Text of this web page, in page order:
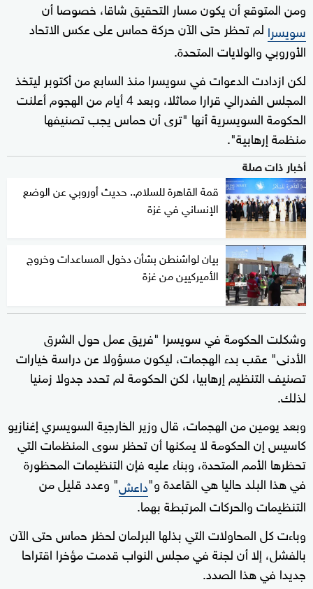
ومن المتوقع أن يكون مسار التحقيق شاقا، خصوصا أن
سويسرا لم تحظر حتى الآن حركة حماس على عكس الاتحاد
الأوروبي والولايات المتحدة.
لكن ازدادت الدعوات في سويسرا منذ السابع من أكتوبر ليتخذ
المجلس الفدرالي قرارا مماثلا، وبعد 4 أيام من الهجوم أعلنت
الحكومة السويسرية أنها "ترى أن حماس يجب تصنيفها
منظمة إرهابية".
أخبار ذات صلة
قمة القاهرة للسلام.. حديث أوروبي عن الوضع
الإنساني في غزة
بيان لواشنطن بشأن دخول المساعدات وخروج
الأميركيين من غزة
وشكلت الحكومة في سويسرا "فريق عمل حول الشرق
الأدنى" عقب بدء الهجمات، ليكون مسؤولا عن دراسة خيارات
تصنيف التنظيم إرهابيا، لكن الحكومة لم تحدد جدولا زمنيا
لذلك.
وبعد يومين من الهجمات، قال وزير الخارجية السويسري إغنازيو
كاسيس إن الحكومة لا يمكنها أن تحظر سوى المنظمات التي
تحظرها الأمم المتحدة، وبناء عليه فإن التنظيمات المحظورة
في هذا البلد حاليا هي القاعدة و"داعش" وعدد قليل من
التنظيمات والحركات المرتبطة بهما.
وباءت كل المحاولات التي بذلها البرلمان لحظر حماس حتى الآن
بالفشل، إلا أن لجنة في مجلس النواب قدمت مؤخرا اقتراحا
جديدا في هذا الصدد.